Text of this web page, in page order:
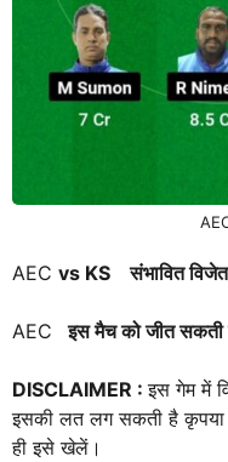
AEC vs KSसंभावित
AEC इस मैच को जीत सकती
DISCLAIMER :इस गेम में
इसकी लत लग सकती है कृपया
ही इसे खेलें।